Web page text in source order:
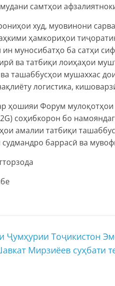
самтҳои
худ, муовинони
ҳамкориҳои
муносибатҳо ба сатҳи
ва татбиқи лоиҳаҳои
ташаббусҳои мушаххас
логистика,
ҳошияи Форум
соҳибкорон бо
амалии татбиқи
баррасӣ ва
Ҷумҳурии Тоҷикистон
Мирзиёев суҳбати